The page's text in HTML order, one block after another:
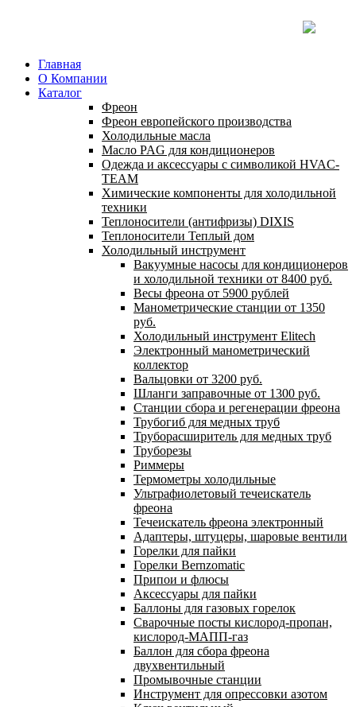
Главная
О Компании
Каталог
Фреон
Фреон европейского производства
Холодильные масла
Масло PAG для кондиционеров
Одежда и аксессуары с символикой HVAC-
TEAM
Химические компоненты для холодильной
техники
Теплоносители (антифризы) DIXIS
Теплоносители Теплый дом
Холодильный инструмент
Вакуумные насосы для кондиционеров
и холодильной техники от 8400 руб.
Весы фреона от 5900 рублей
Манометрические станции от 1350
руб.
Холодильный инструмент Elitech
Электронный манометрический
коллектор
Вальцовки от 3200 руб.
Шланги заправочные от 1300 руб.
Станции сбора и регенерации фреона
Трубогиб для медных труб
Труборасширитель для медных труб
Труборезы
Риммеры
Термометры холодильные
Ультрафиолетовый течеискатель
фреона
Течеискатель фреона электронный
Адаптеры, штуцеры, шаровые вентили
Горелки для пайки
Горелки Bernzomatic
Припои и флюсы
Аксессуары для пайки
Баллоны для газовых горелок
Сварочные посты кислород-пропан,
кислород-МАПП-газ
Баллон для сбора фреона
двухвентильный
Промывочные станции
Инструмент для опрессовки азотом